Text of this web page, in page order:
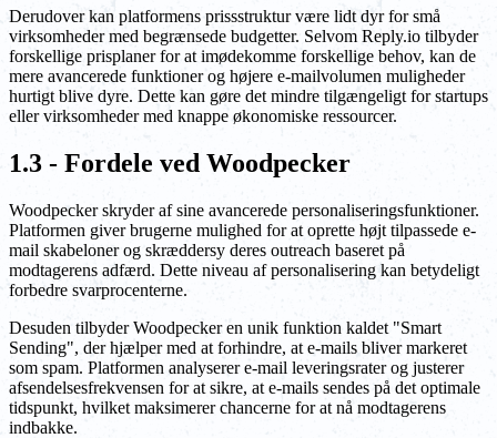
Derudover kan platformens prissstruktur være lidt dyr for små
virksomheder med begrænsede budgetter. Selvom Reply.io tilbyder
forskellige prisplaner for at imødekomme forskellige behov, kan de
mere avancerede funktioner og højere e-mailvolumen muligheder
hurtigt blive dyre. Dette kan gøre det mindre tilgængeligt for startups
eller virksomheder med knappe økonomiske ressourcer.
1.3 - Fordele ved Woodpecker
Woodpecker skryder af sine avancerede personaliseringsfunktioner.
Platformen giver brugerne mulighed for at oprette højt tilpassede e-
mail skabeloner og skræddersy deres outreach baseret på
modtagerens adfærd. Dette niveau af personalisering kan betydeligt
forbedre svarprocenterne.
Desuden tilbyder Woodpecker en unik funktion kaldet "Smart
Sending", der hjælper med at forhindre, at e-mails bliver markeret
som spam. Platformen analyserer e-mail leveringsrater og justerer
afsendelsesfrekvensen for at sikre, at e-mails sendes på det optimale
tidspunkt, hvilket maksimerer chancerne for at nå modtagerens
indbakke.